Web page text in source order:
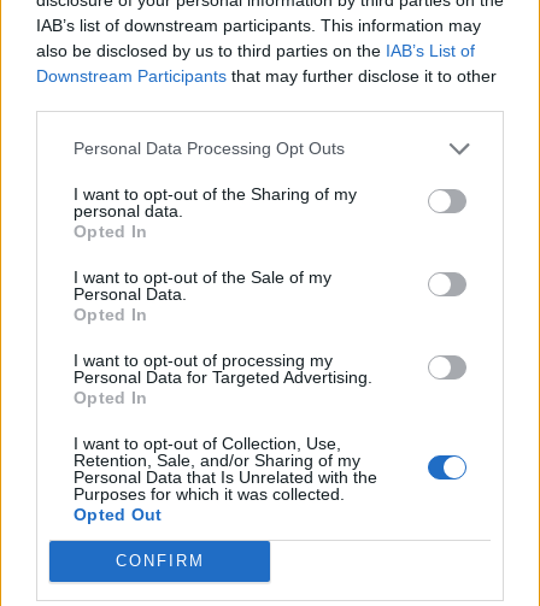
IAB’s list of downstream participants. This information may
also be disclosed by us to third parties on the IAB’s List of
Downstream Participants that may further disclose it to other
Personal Data Processing Opt Outs
I want to opt-out of the Sharing of my
personal data.
Opted In
I want to opt-out of the Sale of my
Personal Data.
Opted In
I want to opt-out of processing my
Personal Data for Targeted Advertising.
Opted In
I want to opt-out of Collection, Use,
Retention, Sale, and/or Sharing of my
Personal Data that Is Unrelated with the
Purposes for which it was collected.
Opted Out
CONFIRM
cardiologues pour
lunettes de sécurité
combattre le cancer
Populaires
Médicament retiré en urgence pour risques graves et données falsifiées
Ce cancer mortel explose chez les personnes nées après 1980 : le
symptôme à repérer
Je suis cardiologue et voici le seul chocolat que je valide : c’est le
meilleur pour le cœur